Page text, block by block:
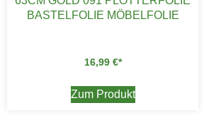
BASTELFOLIE MÖBELFOLIE
16,99 €
Zum Produkt